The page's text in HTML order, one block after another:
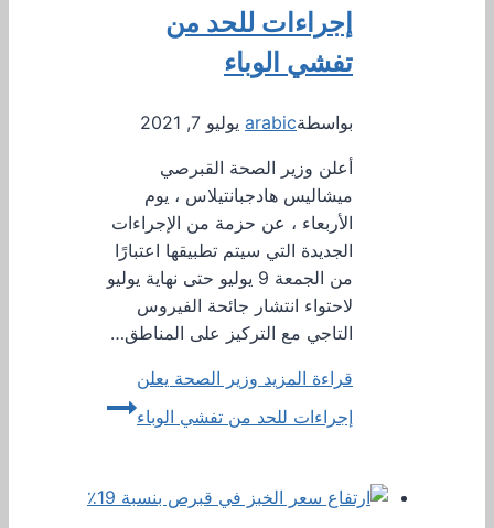
إجراءات للحد من
تفشي الوباء
بواسطةarabic يوليو 7, 2021
أعلن وزير الصحة القبرصي
ميشاليس هادجبانتيلاس ، يوم
الأربعاء ، عن حزمة من الإجراءات
الجديدة التي سيتم تطبيقها اعتبارًا
من الجمعة 9 يوليو حتى نهاية يوليو
لاحتواء انتشار جائحة الفيروس
التاجي مع التركيز على المناطق…
قراءة المزيد وزير الصحة يعلن
إجراءات للحد من تفشي الوباء